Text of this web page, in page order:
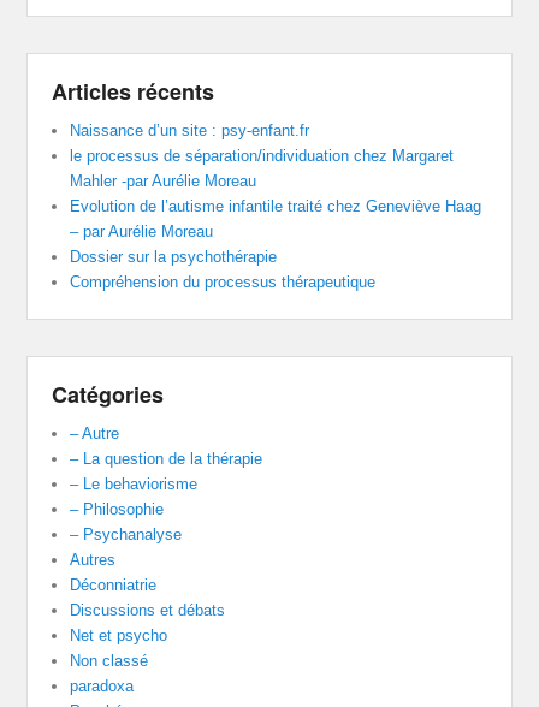
Articles récents
Naissance d’un site : psy-enfant.fr
le processus de séparation/individuation chez Margaret
Mahler -par Aurélie Moreau
Evolution de l’autisme infantile traité chez Geneviève Haag
– par Aurélie Moreau
Dossier sur la psychothérapie
Compréhension du processus thérapeutique
Catégories
– Autre
– La question de la thérapie
– Le behaviorisme
– Philosophie
– Psychanalyse
Autres
Déconniatrie
Discussions et débats
Net et psycho
Non classé
paradoxa